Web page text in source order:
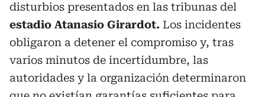
disturbios presentados en las tribunas del
estadio Atanasio Girardot. Los incidentes
obligaron a detener el compromiso y, tras
varios minutos de incertidumbre, las
autoridades y la organización determinaron